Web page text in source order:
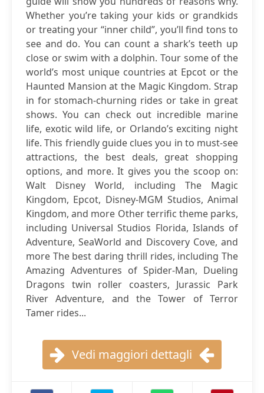
Whether you’re taking your kids or grandkids
or treating your “inner child”, you’ll find tons to
see and do. You can count a shark’s teeth up
close or swim with a dolphin. Tour some of the
world’s most unique countries at Epcot or the
Haunted Mansion at the Magic Kingdom. Strap
in for stomach-churning rides or take in great
shows. You can check out incredible marine
life, exotic wild life, or Orlando’s exciting night
life. This friendly guide clues you in to must-see
attractions, the best deals, great shopping
options, and more. It gives you the scoop on:
Walt Disney World, including The Magic
Kingdom, Epcot, Disney-MGM Studios, Animal
Kingdom, and more Other terrific theme parks,
including Universal Studios Florida, Islands of
Adventure, SeaWorld and Discovery Cove, and
more The best daring thrill rides, including The
Amazing Adventures of Spider-Man, Dueling
Dragons twin roller coasters, Jurassic Park
River Adventure, and the Tower of Terror
Tamer rides...
Vedi maggiori dettagli